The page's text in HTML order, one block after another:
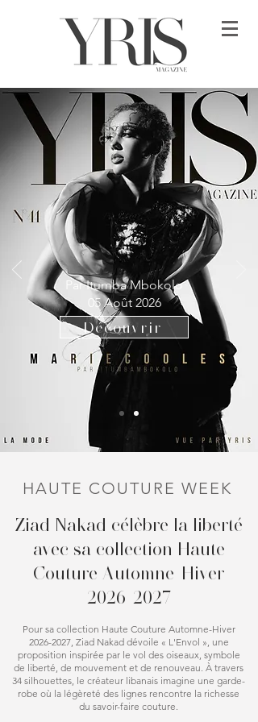
Par Itumba Mbokolo
05 Août 2026
Découvrir
HAUTE COUTURE WEEK
Ziad Nakad célèbre la liberté
avec sa collection Haute
Couture Automne-Hiver
2026-2027
Pour sa collection Haute Couture Automne-Hiver
2026-2027, Ziad Nakad dévoile « L'Envol », une
proposition inspirée par le vol des oiseaux, symbole
de liberté, de mouvement et de renouveau. À travers
34 silhouettes, le créateur libanais imagine une garde-
robe où la légèreté des lignes rencontre la richesse
du savoir-faire couture.